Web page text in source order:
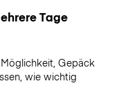
Tage
Gepäck
wie wichtig